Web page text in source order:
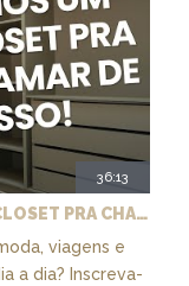
36:13
EP. 6: A SAGA DA CASA - TEMOS UM CLOSET PRA CHAMAR DE NOSSO + MARCENARIA E PAISAGISMO
viagens e
a dia? Inscreva-